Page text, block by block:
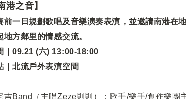
港之音】
前一日規劃歌唱及音樂演奏表演，並邀請南港在
地⽅鄰⾥的情感交流。
｜09.21 (六) 13:00-18:00
｜北流戶外表演空間
吉Band（主唱Zeze則則）：歌手/樂手/創作樂團